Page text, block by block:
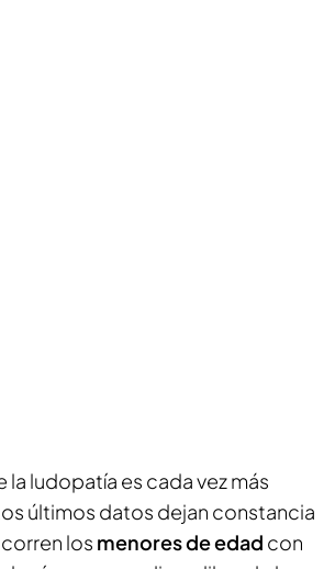
la ludopatía es cada vez más
últimos datos dejan constancia
los menores de edad con